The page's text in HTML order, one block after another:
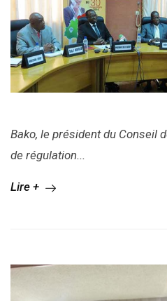
Bako, le président du Conseil
de régulation...
Lire +